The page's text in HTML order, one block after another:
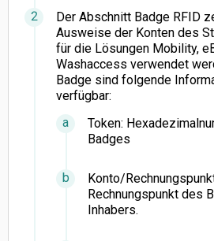
Der Abschnitt Badge RFID
Ausweise der Konten des
für die Lösungen Mobility,
Washaccess verwendet
Badge sind folgende
verfügbar:
Token:
Badges
Konto/
Rechnungspunkt des
Inhabers.